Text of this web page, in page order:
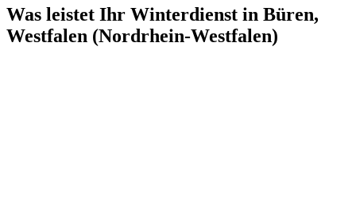
Was leistet Ihr Winterdienst in Büren,
Westfalen (Nordrhein-Westfalen)